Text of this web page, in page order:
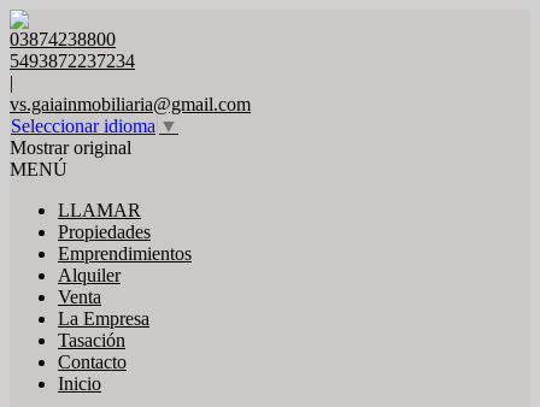
03874238800
5493872237234
|
vs.gaiainmobiliaria@gmail.com
Seleccionar idioma ▼
Mostrar original
MENÚ
LLAMAR
Propiedades
Emprendimientos
Alquiler
Venta
La Empresa
Tasación
Contacto
Inicio